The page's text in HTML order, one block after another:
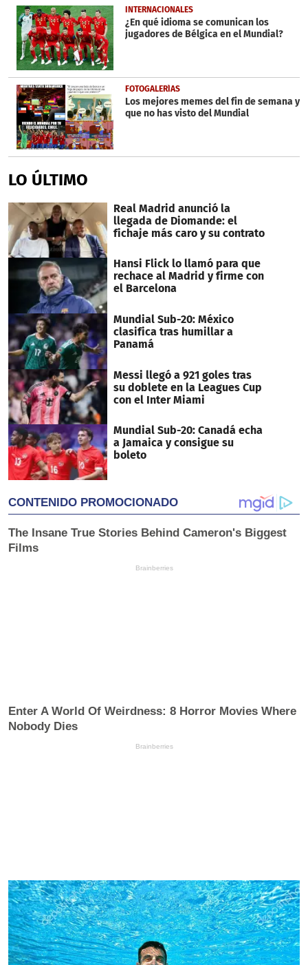
INTERNACIONALES
¿En qué idioma se comunican los
jugadores de Bélgica en el Mundial?
FOTOGALERÍAS
Los mejores memes del fin de semana y
que no has visto del Mundial
LO ÚLTIMO
Real Madrid anunció la
llegada de Diomande: el
fichaje más caro y su contrato
Hansi Flick lo llamó para que
rechace al Madrid y firme con
el Barcelona
Mundial Sub-20: México
clasifica tras humillar a
Panamá
Messi llegó a 921 goles tras
su doblete en la Leagues Cup
con el Inter Miami
Mundial Sub-20: Canadá echa
a Jamaica y consigue su
boleto